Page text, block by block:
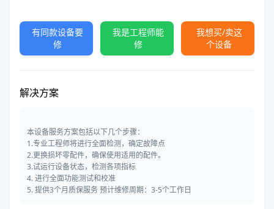
有同款设备要
修
我是工程师能
修
我想买/卖这
个设备
解决方案
本设备服务方案包括以下几个步骤：
1.专业工程师将进行全面检测，确定故障点
2.更换损坏零配件，确保使用适用的配件。
3.试运行设备状态，检测各项指标
4. 进行全面功能测试和校准
5. 提供3个月质保服务 预计维修周期：3-5个工作日